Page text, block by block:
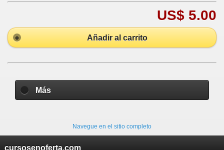
US$ 5.00
Añadir al carrito
Más
Navegue en el sitio completo
cursosenoferta.com